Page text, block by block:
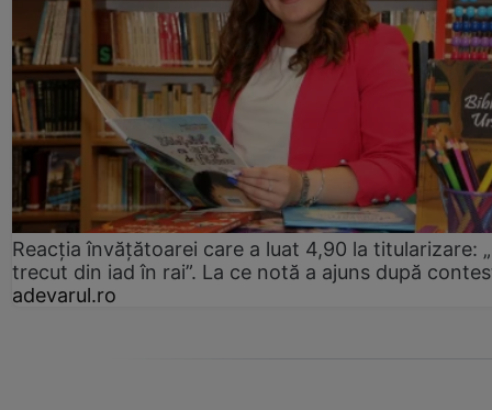
Reacția învățătoarei care a luat 4,90 la titularizare:
trecut din iad în rai”. La ce notă a ajuns după
adevarul.ro